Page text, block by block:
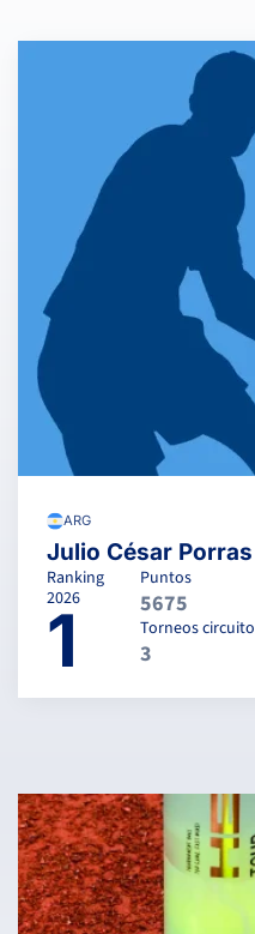
ARG
Julio César Porras
Ranking
2026
1
Puntos
5675
Torneos circuito
3